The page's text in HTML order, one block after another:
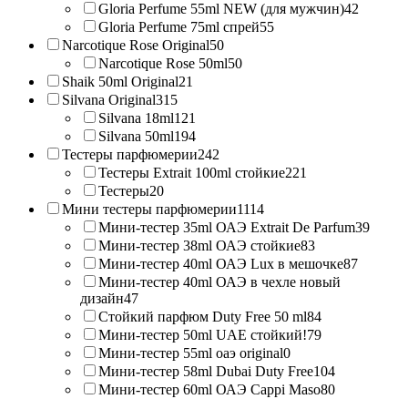
Gloria Perfume 55ml NEW (для мужчин)42
Gloria Perfume 75ml спрей55
Narcotique Rose Original50
Narcotique Rose 50ml50
Shaik 50ml Original21
Silvana Original315
Silvana 18ml121
Silvana 50ml194
Тестеры парфюмерии242
Тестеры Extrait 100ml стойкие221
Тестеры20
Мини тестеры парфюмерии1114
Мини-тестер 35ml ОАЭ Extrait De Parfum39
Мини-тестер 38ml ОАЭ стойкие83
Мини-тестер 40ml ОАЭ Lux в мешочке87
Мини-тестер 40ml ОАЭ в чехле новый
дизайн47
Стойкий парфюм Duty Free 50 ml84
Мини-тестер 50ml UAE стойкий!79
Мини-тестер 55ml оаэ original0
Мини-тестер 58ml Dubai Duty Free104
Мини-тестер 60ml ОАЭ Cappi Maso80